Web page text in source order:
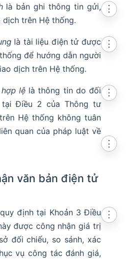
là bản ghi thông tin gửi,
dịch trên Hệ thống.
⋮
là tài liệu điện tử được
để hướng dẫn người
dịch trên Hệ thống.
⋮
lệ là thông tin do đối
Điều 2 của Thông tư
Hệ thống không tuân
quan của pháp luật về
⋮
văn bản điện tử
⋮
định tại Khoản 3 Điều
được công nhận giá trị
đối chiếu, so sánh, xác
vụ công tác đánh giá,
⋮